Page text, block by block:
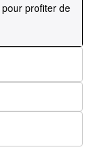
pour profiter de